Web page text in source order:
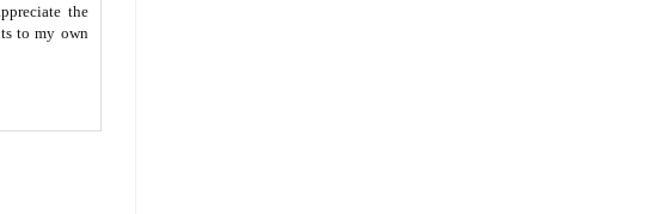
the
to my own